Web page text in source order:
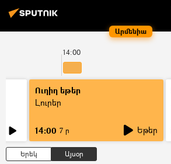
Արմենիա
14:00
Ուղիղ եթեր
Լուրեր
14:00 7 ր Եթեր
Երեկ Այսօր